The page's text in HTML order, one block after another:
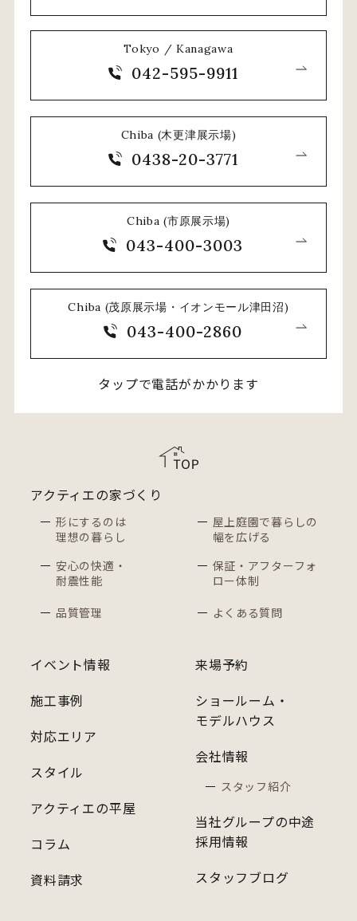
Tokyo / Kanagawa
042-595-9911
Chiba (木更津展示場)
0438-20-3771
Chiba (市原展示場)
043-400-3003
Chiba (茂原展示場・イオンモール津田沼)
043-400-2860
タップで電話がかかります
来場予約
ショールーム・
モデルハウス
会社情報
スタッフ紹介
当社グループの中途
採用情報
スタッフブログ
アクティエの家づくり
形にするのは
理想の暮らし
屋上庭園で暮らしの
幅を広げる
安心の快適・
耐震性能
保証・アフターフォ
ロー体制
品質管理
よくある質問
イベント情報
施工事例
対応エリア
スタイル
アクティエの平屋
コラム
資料請求